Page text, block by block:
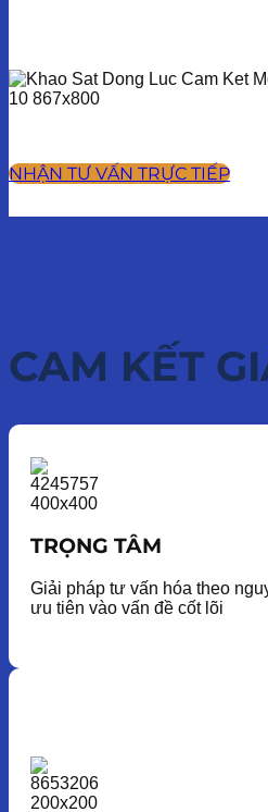
NHẬN TƯ VẤN TRỰC TIẾP
CAM KẾT
TRỌNG TÂM
Giải pháp tư vấn hóa theo
ưu tiên vào vấn đề cốt lõi